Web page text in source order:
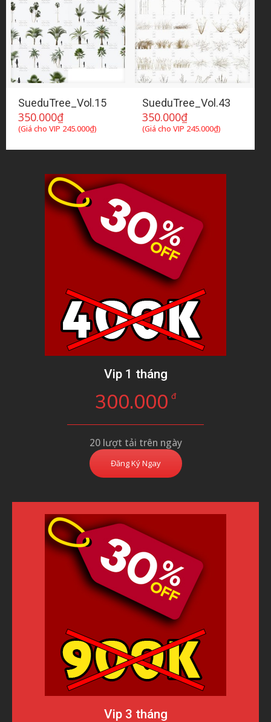
SueduTree_Vol.15
350.000₫
(Giá cho VIP 245.000₫)
SueduTree_Vol.43
350.000₫
(Giá cho VIP 245.000₫)
Vip 1 tháng
300.000 đ
20 lượt tải trên ngày
Đăng Ký Ngay
Vip 3 tháng